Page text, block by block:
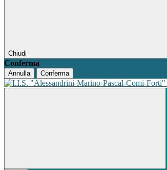
Chiudi
Conferma
Annulla Conferma